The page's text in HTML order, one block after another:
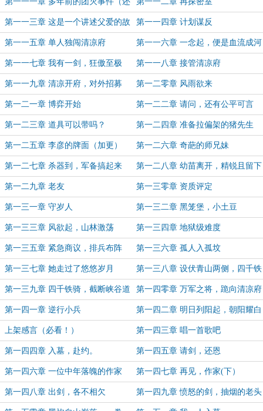
更）
第一一三章 这是一个讲述父爱的故
事
第一一四章 计划谋反
第一一五章 单人独闯清凉府 第一一六章 一念起，便是血流成河
第一一七章 我有一剑，狂傲至极 第一一八章 接管清凉府
第一一九章 清凉开府，对外招募 第一二零章 风雨欲来
第一二一章 博弈开始 第一二二章 请问，还有公平可言
吗？
第一二三章 道具可以带吗？ 第一二四章 准备拉偏架的猪先生
第一二五章 李彦的牌面（加更） 第一二六章 奇葩的师兄妹
第一二七章 杀器到，军备搞起来 第一二八章 幼苗离开，精锐且留下
第一二九章 老友 第一三零章 资质评定
第一三一章 守岁人 第一三二章 黑笼堡，小土豆
第一三三章 风欲起，山林激荡 第一三四章 地狱级难度
第一三五章 紧急商议，排兵布阵 第一三六章 孤人入孤坟
第一三七章 她走过了悠悠岁月 第一三八章 设伏青山两侧，四千铁
骑向北
第一三九章 四千铁骑，截断峡谷道 第一四零章 万军之将，跪向清凉府
第一四一章 逆行小兵 第一四二章 明日列阳起，朝阳耀白
骨
上架感言（必看！） 第一四三章 唱一首歌吧
第一四四章 入墓，赴约。 第一四五章 请剑，还恩
第一四六章 一位中年落魄的作家
（上）
第一四七章 再见，作家(下）
第一四八章 出剑，各不相欠 第一四九章 愤怒的剑，抽烟的老头